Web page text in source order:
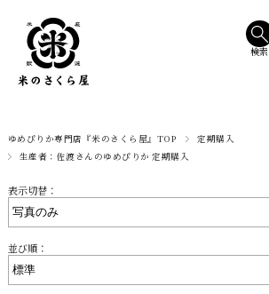
検索
ゆめぴりか専門店『米のさくら屋』TOP
定期購入
生産者：佐渡さんのゆめぴりか 定期購入
表示切替：
並び順：